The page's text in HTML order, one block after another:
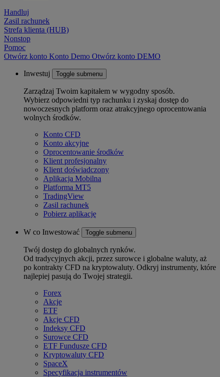
Handluj
Zasil rachunek
Strefa klienta (HUB)
Nonstop
Pomoc
Otwórz konto Konto Demo Otwórz konto DEMO
Inwestuj Toggle submenu
Zarządzaj Twoim kapitałem w wygodny sposób.
Wybierz odpowiedni typ rachunku i zyskaj dostęp do
nowoczesnych platform oraz atrakcyjnego oprocentowania
wolnych środków.
Konto CFD
Konto akcyjne
Oprocentowanie środków
Klient profesjonalny
Klient doświadczony
Aplikacja Mobilna
Platforma MT5
TradingView
Zasil rachunek
Pobierz aplikację
W co Inwestować Toggle submenu
Twój dostęp do globalnych rynków.
Od tradycyjnych akcji, przez surowce i globalne waluty, aż
po kontrakty CFD na kryptowaluty. Odkryj instrumenty, które
najlepiej pasują do Twojej strategii.
Forex
Akcje
ETF
Akcje CFD
Indeksy CFD
Surowce CFD
ETF Fundusze CFD
Kryptowaluty CFD
SpaceX
Specyfikacja instrumentów